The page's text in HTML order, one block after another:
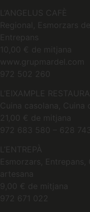
L’ANGELUS CAFÈ
Regional, Esmorzars
Entrepans
10,00 € de mitjana
www.grupmardel.com
972 502 260
L’EIXAMPLE
Cuina casolana,
21,00 € de mitjana
972 683 580 – 628
L’ENTREPÀ
Esmorzars, Entrepans,
artesana
9,00 € de mitjana
972 671 022